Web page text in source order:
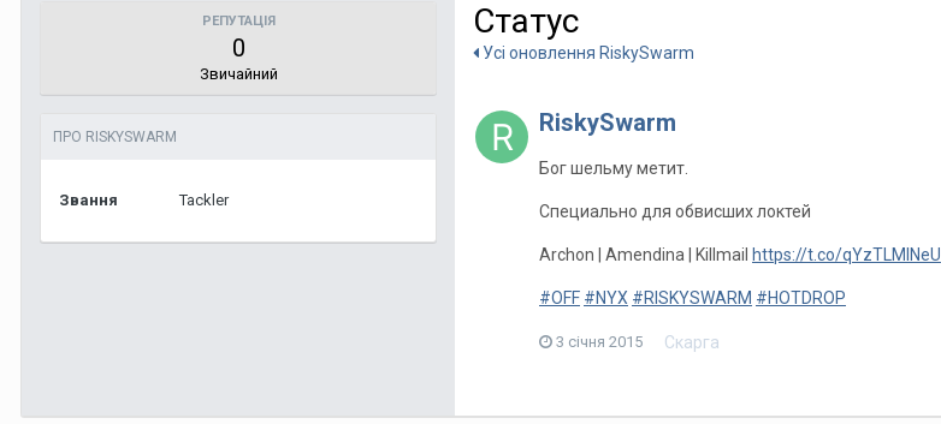
РЕПУТАЦІЯ
0
Звичайний
ПРО RISKYSWARM
Звання Tackler
Статус
Усі оновлення RiskySwarm
RiskySwarm
Бог шельму метит.
Специально для обвисших локтей
Archon | Amendina | Killmail https://t.co/qYzTLMINeU
#OFF #NYX #RISKYSWARM #HOTDROP
3 січня 2015 Скарга